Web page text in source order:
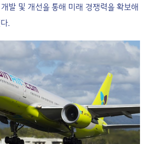
발 및 개선을 통해 미래 경쟁력을 확보해
.